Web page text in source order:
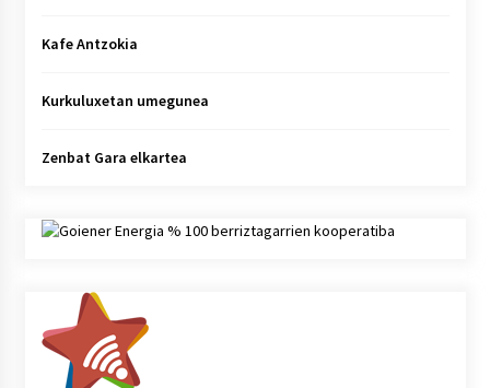
Kafe Antzokia
Kurkuluxetan umegunea
Zenbat Gara elkartea